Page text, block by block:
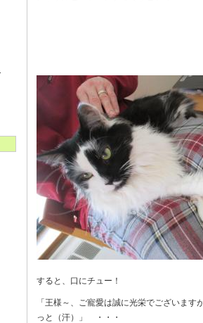
すると、口にチュー！
「王様～、ご寵愛は誠に光栄でございま
っと（汗）」 ・・・